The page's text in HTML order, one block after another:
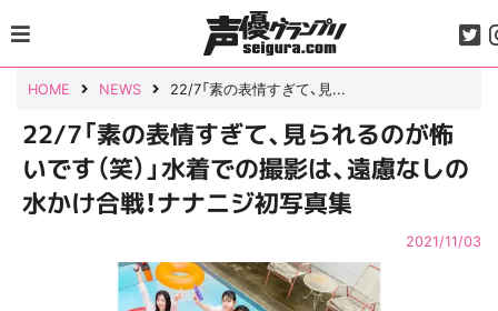
to
content
HOME NEWS 22/7「素の表情すぎて、見...
22/7「素の表情すぎて、見られるのが怖
いです（笑）」水着での撮影は、遠慮なしの
水かけ合戦！ナナニジ初写真集
2021/11/03